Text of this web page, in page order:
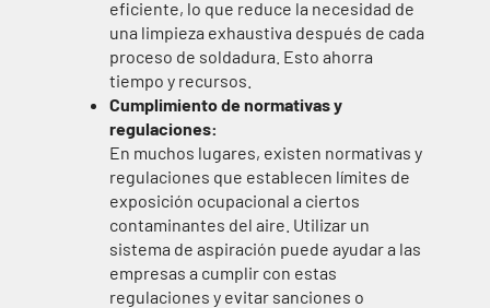
eficiente, lo que reduce la necesidad de
una limpieza exhaustiva después de cada
proceso de soldadura. Esto ahorra
tiempo y recursos.
Cumplimiento de normativas y
regulaciones:
En muchos lugares, existen normativas y
regulaciones que establecen límites de
exposición ocupacional a ciertos
contaminantes del aire. Utilizar un
sistema de aspiración puede ayudar a las
empresas a cumplir con estas
regulaciones y evitar sanciones o